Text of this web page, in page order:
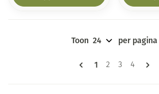
Pagina's
U lees
1 Pagina
2 Pagina
3 Pagina
4
Toon per pagina